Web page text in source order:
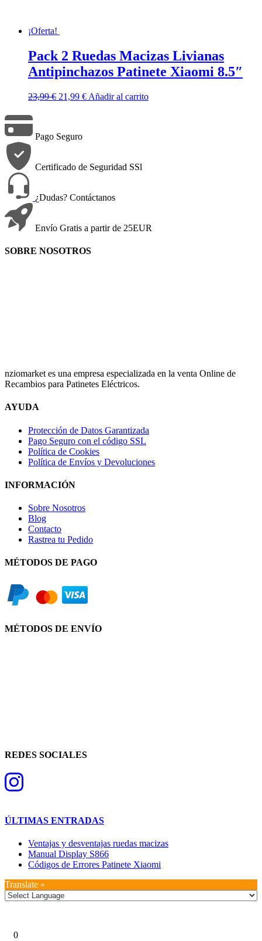
¡Oferta!
Pack 2 Ruedas Macizas Livianas
Antipinchazos Patinete Xiaomi 8.5″
23,99€ El
23,99 €.
21,99 €ElAñadir al carrito
Pago Seguro
Certificado de Seguridad SSl
¿Dudas? Contáctanos
Envío Gratis a partir de 25EUR
SOBRE NOSOTROS
nziomarket es una empresa especializada en la venta Online de
Recambios para Patinetes Eléctricos.
AYUDA
Protección de Datos Garantizada
Pago Seguro con el código SSL
Política de Cookies
Política de Envíos y Devoluciones
INFORMACIÓN
Sobre Nosotros
Blog
Contacto
Rastrea tu Pedido
MÉTODOS DE PAGO
MÉTODOS DE ENVÍO
REDES SOCIALES
ÚLTIMAS ENTRADAS
Ventajas y desventajas ruedas macizas
Manual Display S866
Códigos de Errores Patinete Xiaomi
Translate »
0